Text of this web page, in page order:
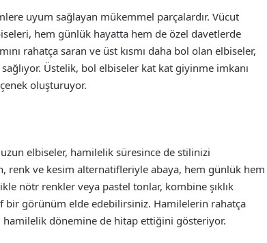
uyum sağlayan mükemmel parçalardır. Vücut
hem günlük hayatta hem de özel davetlerde
rahatça saran ve üst kısmı daha bol olan elbiseler,
Üstelik, bol elbiseler kat kat giyinme imkanı
oluşturuyor.
elbiseler, hamilelik süresince de stilinizi
renk ve kesim alternatifleriyle abaya, hem günlük hem
nötr renkler veya pastel tonlar, kombine şıklık
bir görünüm elde edebilirsiniz. Hamilelerin rahatça
hamilelik dönemine de hitap ettiğini gösteriyor.